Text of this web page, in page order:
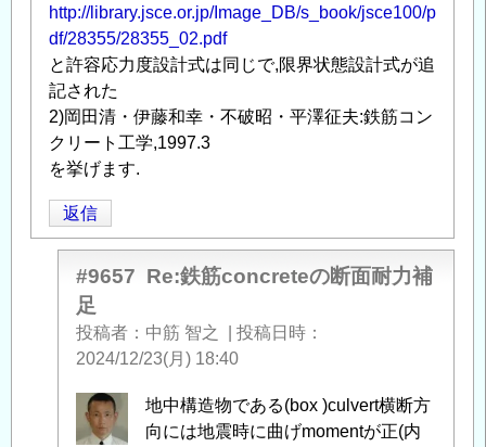
つ
い
て」
へ
の
返
信
http://library.jsce.or.jp/Image_DB/s_book/jsce100/p
df/28355/28355_02.pdf
と許容応力度設計式は同じで,限界状態設計式が追
記された
2)岡田清・伊藤和幸・不破昭・平澤征夫:鉄筋コン
クリート工学,1997.3
を挙げます.
返信
#9657 Re:鉄筋concreteの断面耐力補
足
投稿者 中筋 智之
投稿日時
2024/12/23(月) 18:40
中
筋
地中構造物である(box )culvert横断方
向には地震時に曲げmomentが正(内